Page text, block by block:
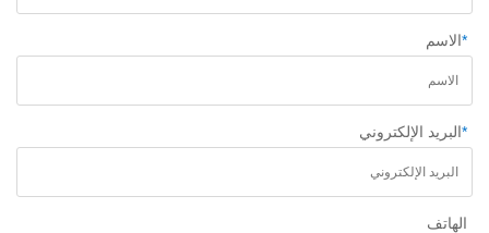
*الاسم
*البريد الإلكتروني
الهاتف